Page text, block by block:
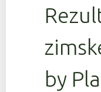
by